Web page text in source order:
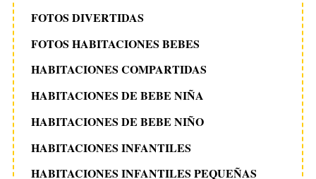
FOTOS DIVERTIDAS
FOTOS HABITACIONES BEBES
HABITACIONES COMPARTIDAS
HABITACIONES DE BEBE NIÑA
HABITACIONES DE BEBE NIÑO
HABITACIONES INFANTILES
HABITACIONES INFANTILES PEQUEÑAS